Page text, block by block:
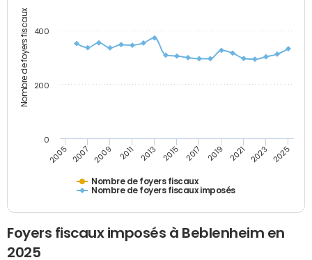
Nombre de foyers fiscaux
Nombre de foyers fiscaux
Nombre de foyers fiscaux imposés
2005 2007 2009 2011 2013 2015 2017 2019 2021 2023 2025
0
200
400
Foyers fiscaux imposés à Beblenheim en
2025